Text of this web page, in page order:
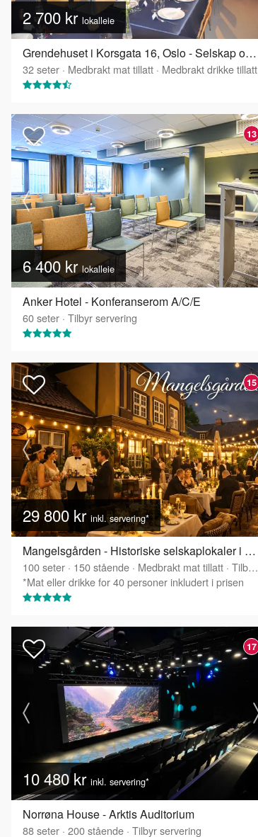
2 700 kr lokalleie
Grendehuset i Korsgata 16, Oslo - Selskap og konferanselokale
32seter · Medbrakt mat tillatt · Medbrakt drikke tillatt
13
6 400 kr lokalleie
Anker Hotel - Konferanserom A/C/E
60seter · Tilbyr servering
15
29 800 kr inkl. servering*
Mangelsgården - Historiske selskaplokaler i Oslo sentrum
100seter · 150stående · Medbrakt mat tillatt · Tilbyr servering
*Mat eller drikke for 40 personer inkludert i prisen
17
10 480 kr inkl. servering*
Norrøna House - Arktis Auditorium
88seter · 200stående · Tilbyr servering